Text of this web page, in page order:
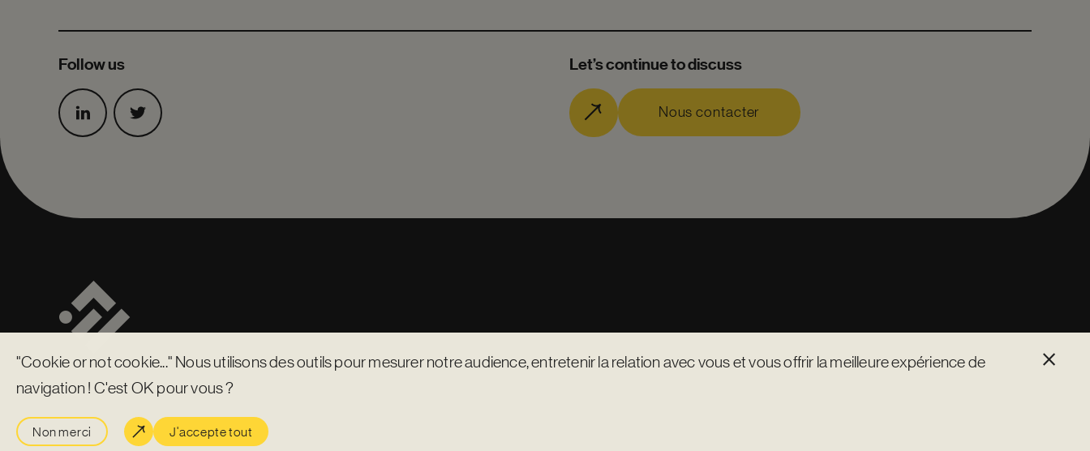
Follow us Let’s continue to discuss
Nous contacter
×
"Cookie or not cookie..." Nous utilisons des outils pour mesurer notre audience, entretenir la relation avec vous et vous offrir la meilleure expérience de
navigation ! C'est OK pour vous ?
J'accepte tout
Non merci